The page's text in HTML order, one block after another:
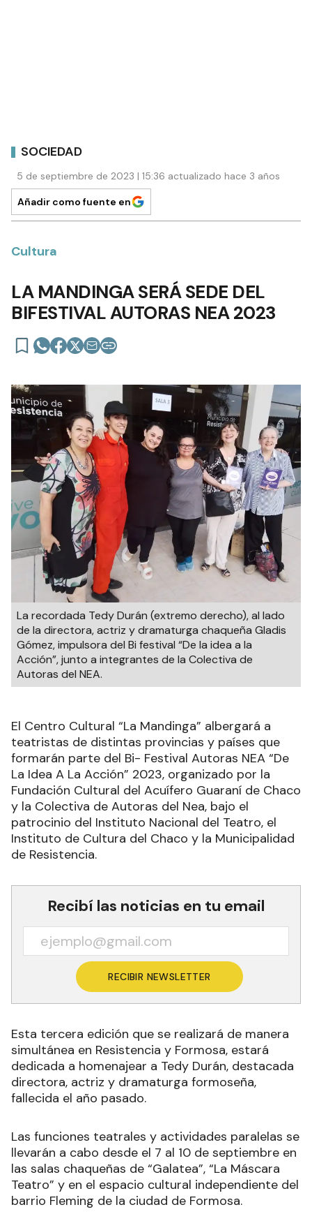
SOCIEDAD
5 de septiembre de 2023 | 15:36 actualizado hace 3 años
Añadir como fuente en
Cultura
LA MANDINGA SERÁ SEDE DEL
BIFESTIVAL AUTORAS NEA 2023
La recordada Tedy Durán (extremo derecho), al lado
de la directora, actriz y dramaturga chaqueña Gladis
Gómez, impulsora del Bi festival “De la idea a la
Acción”, junto a integrantes de la Colectiva de
Autoras del NEA.
El Centro Cultural “La Mandinga” albergará a
teatristas de distintas provincias y países que
formarán parte del Bi- Festival Autoras NEA “De
La Idea A La Acción” 2023, organizado por la
Fundación Cultural del Acuífero Guaraní de Chaco
y la Colectiva de Autoras del Nea, bajo el
patrocinio del Instituto Nacional del Teatro, el
Instituto de Cultura del Chaco y la Municipalidad
de Resistencia.
Recibí las noticias en tu email
RECIBIR NEWSLETTER
Esta tercera edición que se realizará de manera
simultánea en Resistencia y Formosa, estará
dedicada a homenajear a Tedy Durán, destacada
directora, actriz y dramaturga formoseña,
fallecida el año pasado.
Las funciones teatrales y actividades paralelas se
llevarán a cabo desde el 7 al 10 de septiembre en
las salas chaqueñas de “Galatea”, “La Máscara
Teatro” y en el espacio cultural independiente del
barrio Fleming de la ciudad de Formosa.